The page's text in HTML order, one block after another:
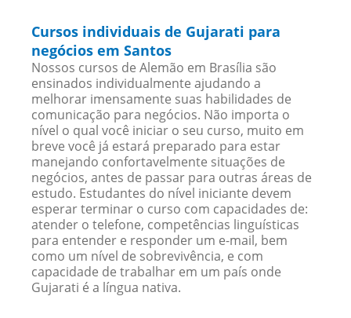
Cursos individuais de Gujarati para
negócios em Santos
Nossos cursos de Alemão em Brasília são
ensinados individualmente ajudando a
melhorar imensamente suas habilidades de
comunicação para negócios. Não importa o
nível o qual você iniciar o seu curso, muito em
breve você já estará preparado para estar
manejando confortavelmente situações de
negócios, antes de passar para outras áreas de
estudo. Estudantes do nível iniciante devem
esperar terminar o curso com capacidades de:
atender o telefone, competências linguísticas
para entender e responder um e-mail, bem
como um nível de sobrevivência, e com
capacidade de trabalhar em um país onde
Gujarati é a língua nativa.